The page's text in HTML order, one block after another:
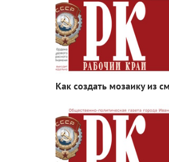
Как создать мозаику из